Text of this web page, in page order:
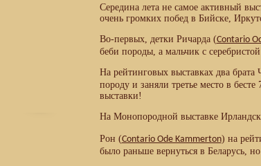
Середина лета не самое активный
очень громких побед в Бийске,
Во-первых, детки Ричарда (Contario
беби породы, а мальчик с
На рейтинговых выставках два брата
породу и заняли третье место в
выставки!
На Монопородной выставке
Рон (Contario Ode Kammerton) на
было раньше вернуться в Беларусь,